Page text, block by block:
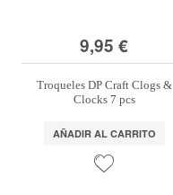
9,95 €
Troqueles DP Craft Clogs &
Clocks 7 pcs
AÑADIR AL CARRITO